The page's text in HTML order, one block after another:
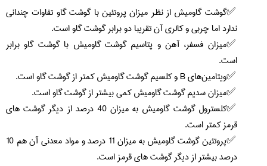
گوشت گاومیش از نظر میزان پروتئین با گوشت گاو تفاوات چندانی
ندارد اما چربی و کالری آن تقریبا دو برابر گوشت گاو است.
میزان فسفر، آهن و پتاسیم گوشت گاومیش با گوشت گاو برابر
است.
ویتامین‌های B و کلسیم گوشت گاومیش کمتر از گوشت گاو است.
میزان سدیم گوشت گاومیش کمی بیشتر از گوشت گاو است.
کلسترول گوشت گاومیش به میزان 40 درصد از دیگر گوشت های
قرمز کمتر است.
پروتئین گوشت گاومیش به میزان 11 درصد و مواد معدنی آن هم 10
درصد بیشتر از دیگر گوشت های قرمز است.